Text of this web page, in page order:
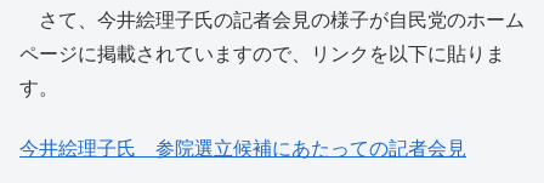
さて、今井絵理子氏の記者会見の様子が自民党のホーム
ページに掲載されていますので、リンクを以下に貼りま
す。
今井絵理子氏 参院選立候補にあたっての記者会見